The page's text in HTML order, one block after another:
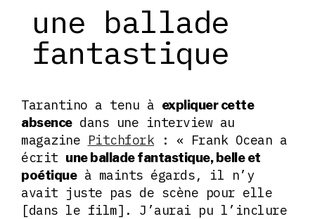
une ballade
fantastique
Tarantino a tenu à expliquer cette
absencedans une interview au
magazine Pitchfork: « Frank Ocean a
écrit une ballade fantastique, belle et
poétiqueà maints égards, il n’y
avait juste pas de scène pour elle
[dans le film]. J’aurai pu l’inclure